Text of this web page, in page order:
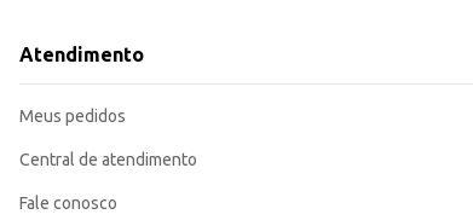
Atendimento
Meus pedidos
Central de atendimento
Fale conosco